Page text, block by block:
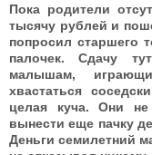
Пока родители
тысячу рублей и
попросил старшего
палочек. Сдачу
малышам,
хвастаться
целая куча. Они
вынести еще пачку
Деньги семилетний